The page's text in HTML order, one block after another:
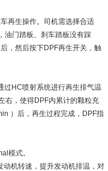
再生操作。司机需选择合适
油门踏板、刹车踏板没有踩
，然后按下DPF再生开关，触
过HC喷射系统进行再生排气温
右，使得DPF内累计的颗粒充
）后，再生过程完成，DPF指
模式。
动机转速，提升发动机排温，对